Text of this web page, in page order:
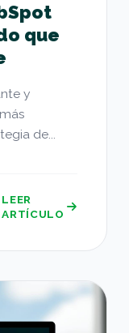
que
y
de...
LEER
ARTÍCULO
es la Mejor